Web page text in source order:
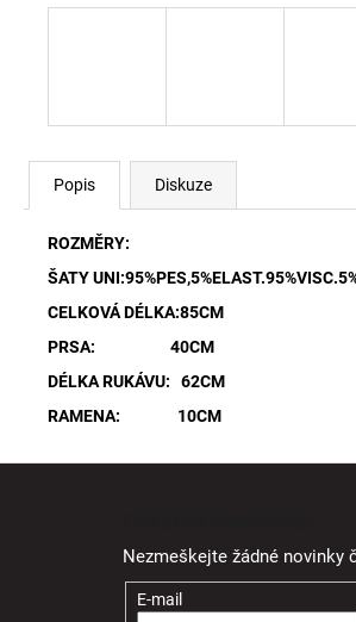
Popis Diskuze
ROZMĚRY:
ŠATY
CELKOVÁ DÉLKA:85CM
PRSA: 40CM
DÉLKA RUKÁVU: 62CM
RAMENA: 10CM
Nezmeškejte žádné novinky
E-mail